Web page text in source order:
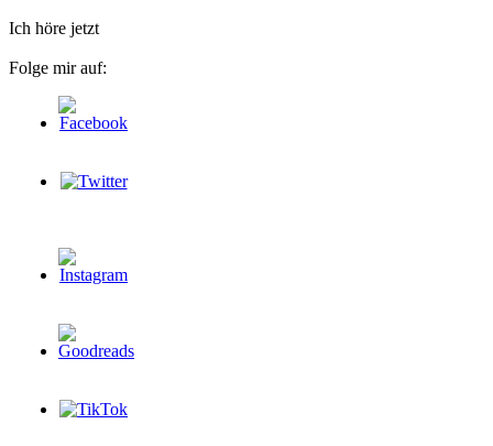
Ich höre jetzt
Folge mir auf: